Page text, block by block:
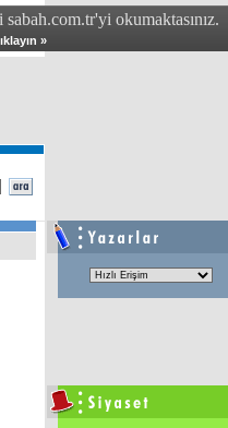
sabah.com.tr'yi okumaktasınız.
»